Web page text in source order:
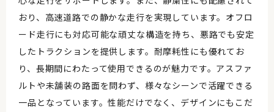
おり、高速道路での静かな走行を実現しています。オフロ
ード走行にも対応可能な頑丈な構造を持ち、悪路でも安定
したトラクションを提供します。耐摩耗性にも優れてお
り、長期間にわたって使用できるのが魅力です。アスファ
ルトや未舗装の路面を問わず、様々なシーンで活躍できる
一品となっています。性能だけでなく、デザインにもこだ